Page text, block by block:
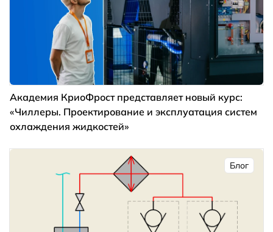
Академия КриоФрост представляет новый курс:
«Чиллеры. Проектирование и эксплуатация систем
охлаждения жидкостей»
Блог